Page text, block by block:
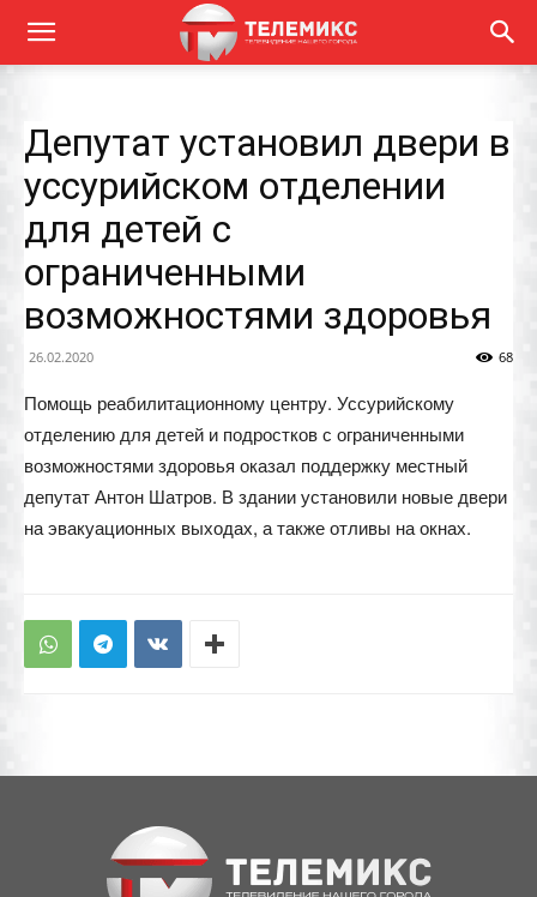
Депутат установил двери в
уссурийском отделении
для детей с
ограниченными
возможностями здоровья
26.02.2020 68
Помощь реабилитационному центру. Уссурийскому
отделению для детей и подростков с ограниченными
возможностями здоровья оказал поддержку местный
депутат Антон Шатров. В здании установили новые двери
на эвакуационных выходах, а также отливы на окнах.